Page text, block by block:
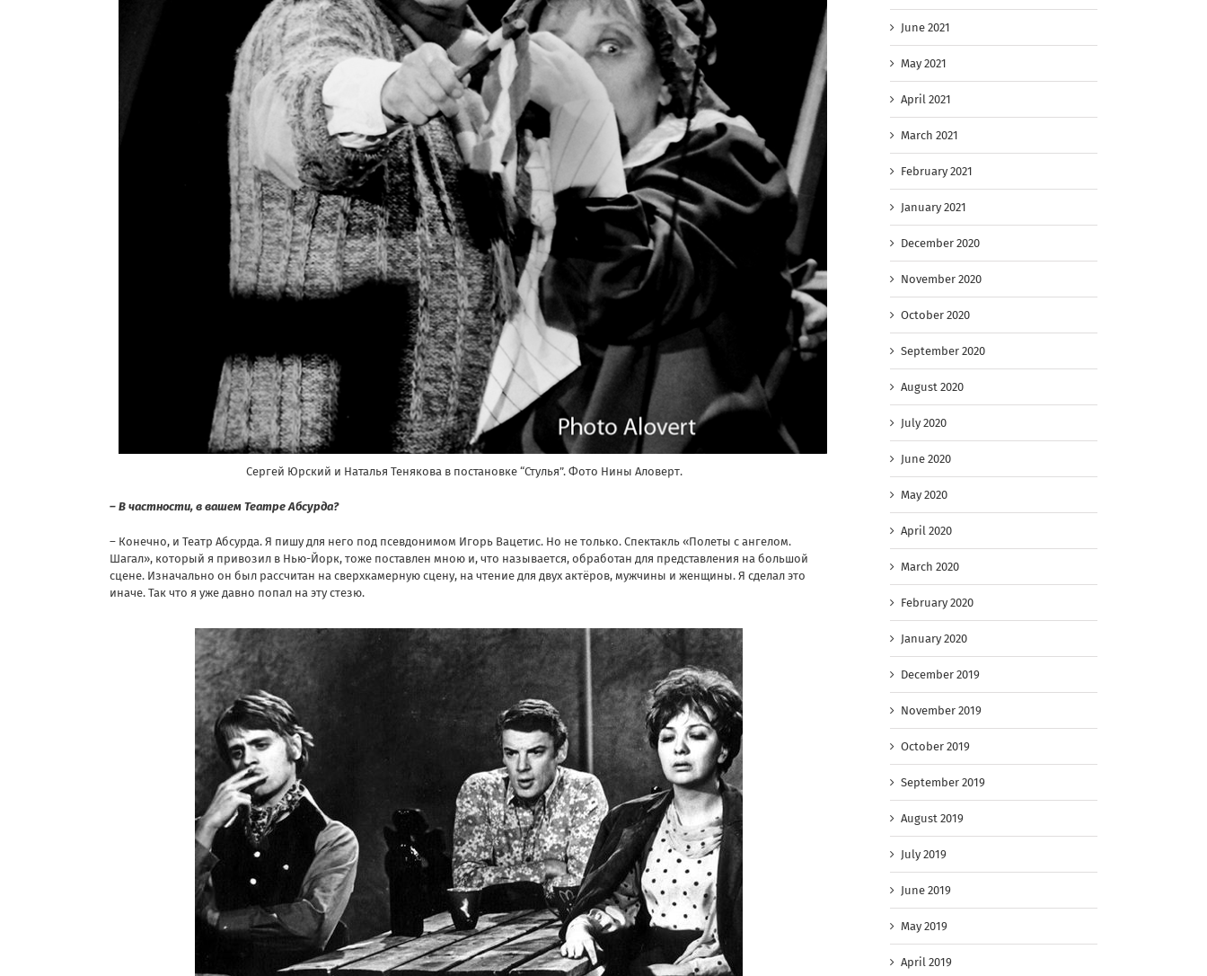
Сергей Юрский и Наталья Тенякова в постановке “Стулья”. Фото Нины Аловерт.
– В частности, в вашем Театре Абсурда?
– Конечно, и Театр Абсурда. Я пишу для него под псевдонимом Игорь Вацетис. Но не только. Спектакль «Полеты с ангелом.
Шагал», который я привозил в Нью-Йорк, тоже поставлен мною и, что называется, обработан для представления на большой
сцене. Изначально он был рассчитан на сверхкамерную сцену, на чтение для двух актёров, мужчины и женщины. Я сделал это
иначе. Так что я уже давно попал на эту стезю.
June 2021
May 2021
April 2021
March 2021
February 2021
January 2021
December 2020
November 2020
October 2020
September 2020
August 2020
July 2020
June 2020
May 2020
April 2020
March 2020
February 2020
January 2020
December 2019
November 2019
October 2019
September 2019
August 2019
July 2019
June 2019
May 2019
April 2019